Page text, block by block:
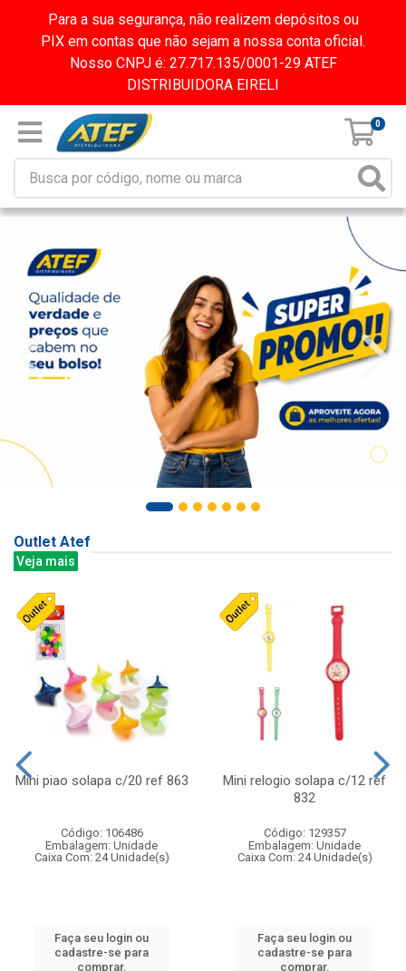
Para a sua segurança, não realizem depósitos ou
PIX em contas que não sejam a nossa conta oficial.
Nosso CNPJ é: 27.717.135/0001-29 ATEF
DISTRIBUIDORA EIRELI
0
Outlet Atef
Veja mais
Mini piao solapa c/20 ref 863
Código: 106486
Embalagem: Unidade
Caixa Com: 24 Unidade(s)
Faça seu login ou
cadastre-se para
comprar.
Mini relogio solapa c/12 ref
832
Código: 129357
Embalagem: Unidade
Caixa Com: 24 Unidade(s)
Faça seu login ou
cadastre-se para
comprar.